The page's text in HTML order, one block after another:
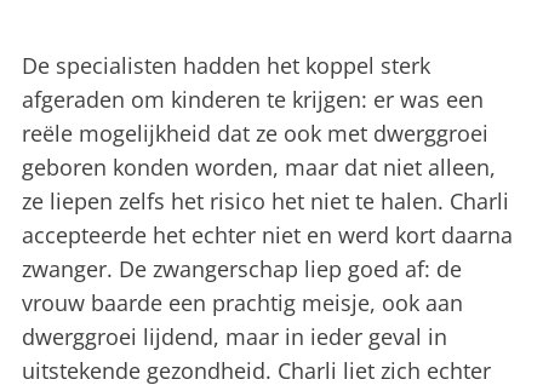
De specialisten hadden het koppel sterk
afgeraden om kinderen te krijgen: er was een
reële mogelijkheid dat ze ook met dwerggroei
geboren konden worden, maar dat niet alleen,
ze liepen zelfs het risico het niet te halen. Charli
accepteerde het echter niet en werd kort daarna
zwanger. De zwangerschap liep goed af: de
vrouw baarde een prachtig meisje, ook aan
dwerggroei lijdend, maar in ieder geval in
uitstekende gezondheid. Charli liet zich echter